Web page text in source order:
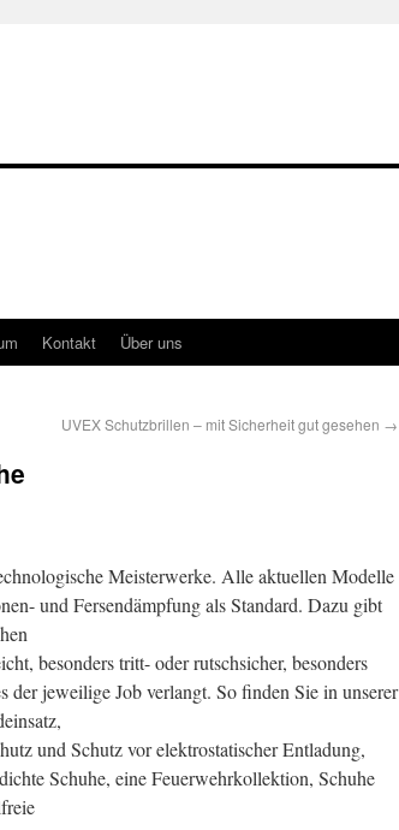
Kontakt Über uns
UVEX Schutzbrillen – mit Sicherheit gut gesehen →
Meisterwerke. Alle aktuellen Modelle
und Fersendämpfung als Standard. Dazu gibt
besonders tritt- oder rutschsicher, besonders
der jeweilige Job verlangt. So finden Sie in unserer
und Schutz vor elektrostatischer Entladung,
Schuhe, eine Feuerwehrkollektion, Schuhe